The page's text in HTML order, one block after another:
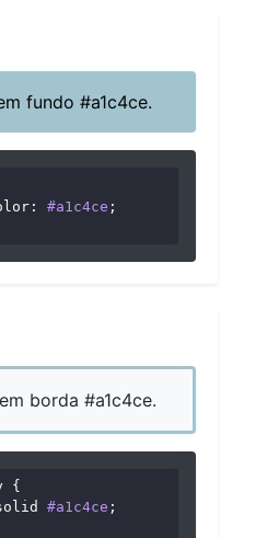
fundo #a1c4ce.
: #a1c4ce ;
borda #a1c4ce.
{
#a1c4ce ;